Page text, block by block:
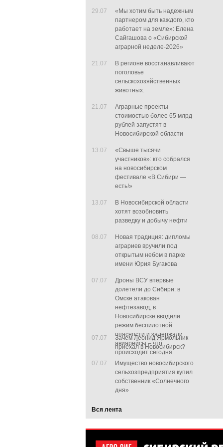
29.07
«Мы хотим быть надежным
партнером для каждого, кто
работает на земле»: Елена
Сайгашова о «Сибирской
аграрной неделе-2026»
21.07
В регионе восстанавливают
поголовье
сельскохозяйственных
животных.
21.07
Аграрные проекты
стоимостью более 65 млрд
рублей запустят в
Новосибирской области
13.07
«Свыше тысячи
участников»: кто собрался
на новосибирском
фестивале «В Сибири —
есть!»
13.07
В Новосибирской области
хотят возобновить
разведку и добычу нефти
08.07
Новая традиция: дипломы
аграриев вручили под
открытым небом в парке
имени Юрия Бугакова
07.07
Дроны ВСУ впервые
долетели до Сибири: в
Омске атакован
нефтезавод, в
Новосибирске вводили
режим беспилотной
опасности и задержали
авиарейсы – что
происходит сегодня
07.07
Зачем Леонид Ярмольник
приехал в Новосибирск?
07.07
Имущество новосибирского
сельхозпредприятия купил
собственник «Солнечного
дня»
Вся лента